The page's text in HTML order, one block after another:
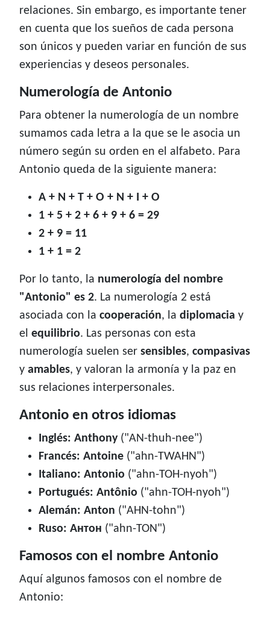
relaciones. Sin embargo, es importante tener
en cuenta que los sueños de cada persona
son únicos y pueden variar en función de sus
experiencias y deseos personales.
Numerología de Antonio
Para obtener la numerología de un nombre
sumamos cada letra a la que se le asocia un
número según su orden en el alfabeto. Para
Antonio queda de la siguiente manera:
A + N + T + O + N + I + O
1 + 5 + 2 + 6 + 9 + 6 = 29
2 + 9 = 11
1 + 1 = 2
Por lo tanto, la numerología del nombre
"Antonio" es 2. La numerología 2 está
asociada con la cooperación, la diplomacia y
el equilibrio. Las personas con esta
numerología suelen ser sensibles, compasivas
y amables, y valoran la armonía y la paz en
sus relaciones interpersonales.
Antonio en otros idiomas
Inglés: Anthony("AN-thuh-nee")
Francés: Antoine ("ahn-TWAHN")
Italiano: Antonio ("ahn-TOH-nyoh")
Portugués: Antônio ("ahn-TOH-nyoh")
Alemán: Anton ("AHN-tohn")
Ruso: Антон ("ahn-TON")
Famosos con el nombre Antonio
Aquí algunos famosos con el nombre de
Antonio: